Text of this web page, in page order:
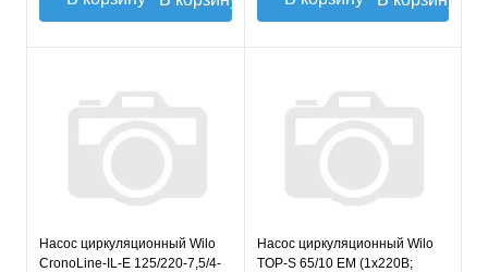
Насос циркуляционный Wilo
CronoLine-IL-E 125/220-7,5/4-
Насос циркуляционный Wilo
TOP-S 65/10 EM (1х220В;